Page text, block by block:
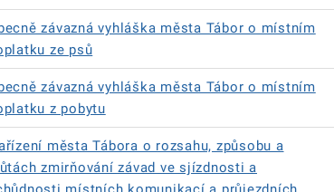
závazná vyhláška města Tábor o místním
ze psů
závazná vyhláška města Tábor o místním
z pobytu
města Tábora o rozsahu, způsobu a
zmirňování závad ve sjízdnosti a